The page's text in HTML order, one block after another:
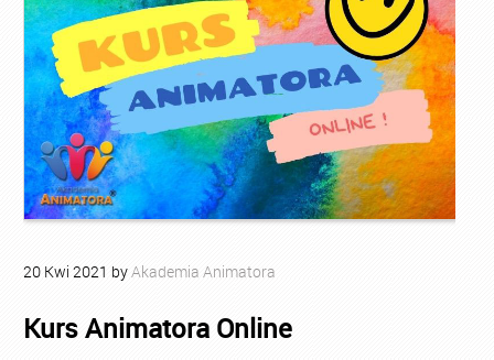
20 Kwi 2021 byAkademia Animatora
Kurs Animatora Online